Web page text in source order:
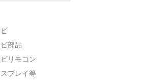
部品
リモコン
プレイ等